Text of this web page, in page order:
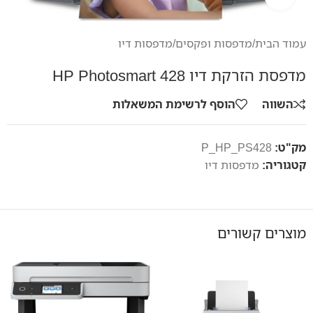
עמוד הבית/מדפסות ופקסים/מדפסות דיו
מדפסת הזרקת דיו HP Photosmart 428
השווה הוסף לרשימת המשאלות
מק"ט: P_HP_PS428
קטגוריה: מדפסות דיו
מוצרים קשורים